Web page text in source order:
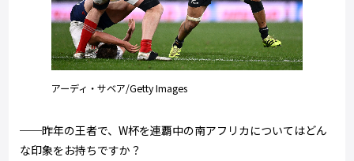
アーディ・サベア/Getty Images
──昨年の王者で、W杯を連覇中の南アフリカについてはどん
な印象をお持ちですか？